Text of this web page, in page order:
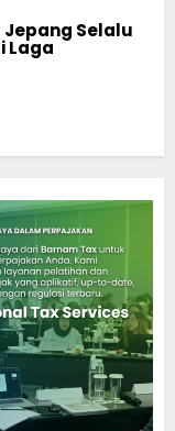
Jepang Selalu
Laga